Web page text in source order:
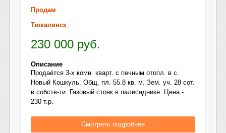
Продам
Тюкалинск
230 000 руб.
Описание
Продаётся 3-х комн. кварт. с печным отопл. в с.
Новый Кошкуль. Общ. пл. 55.8 кв. м. Зем. уч. 28 сот.
в собств-ти. Газовый стояк в палисаднике. Цена -
230 т.р.
Смотреть подробнее